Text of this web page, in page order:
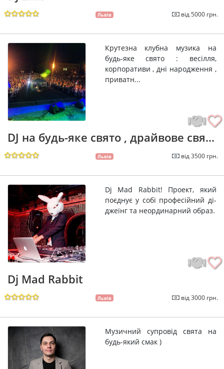
Львів від 5000 грн.
Крутезна клубна музика на
будь-яке свято : весілля,
корпоративи , дні народження ,
приватн...
DJ на будь-яке свято , драйвове свя...
Львів від 3500 грн.
Dj Mad Rabbit! Проект, який
поєднує у собі професійний ді-
джеїнг та неординарний образ.
Dj Mad Rabbit
Львів від 3000 грн.
Музичний супровід свята на
будь-який смак )